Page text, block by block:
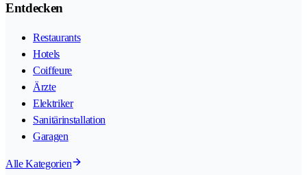
Entdecken
Restaurants
Hotels
Coiffeure
Ärzte
Elektriker
Sanitärinstallation
Garagen
Alle Kategorien